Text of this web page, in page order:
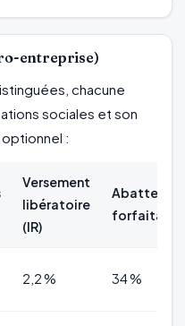
entreprise)
chacune
sociales et son
:
Versement
libératoire
(IR)
forfaitaire
2,2 % 34 %